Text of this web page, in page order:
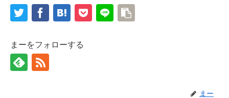
まーをフォローする
まー